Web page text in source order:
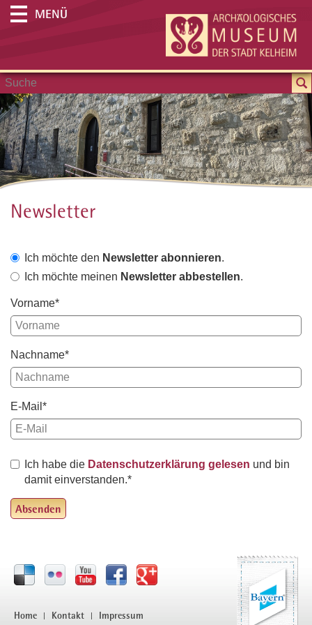
MENÜ
Newsletter
Ich möchte den Newsletter abonnieren.
Ich möchte meinen Newsletter abbestellen.
Vorname*
Nachname*
E-Mail*
Ich habe die Datenschutzerklärung gelesen und bin
damit einverstanden.*
Absenden
Home Kontakt Impressum